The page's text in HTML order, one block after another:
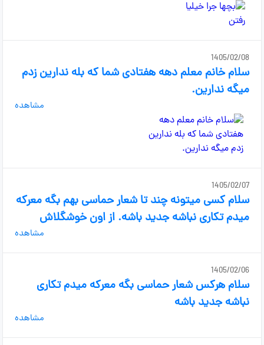
1405/02/08
سلام خانم معلم دهه هفتادی شما که بله ندارین زدم
میگه ندارین.
مشاهده
1405/02/07
سلام کسی میتونه چند تا شعار حماسی بهم بگه معرکه
میدم تکاری نباشه جدید باشه. از اون خوشگلاش
مشاهده
1405/02/06
سلام هرکس شعار حماسی بگه معرکه میدم تکاری
نباشه جدید باشه
مشاهده